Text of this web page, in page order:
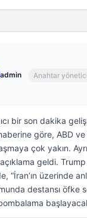
admin Anahtar yönetici
bir son dakika
göre, ABD ve
çok yakın.
geldi. Trump
“İran’ın üzerinde
destansı öfke